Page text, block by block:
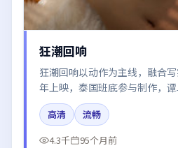
狂潮回响
狂潮回响以动作为主线，融合
年上映，泰国班底参与制作，
丽颖、张译在片中呈现细腻表
与剪辑强化了情绪曲线。
高清
流畅
4.3千
95个月前